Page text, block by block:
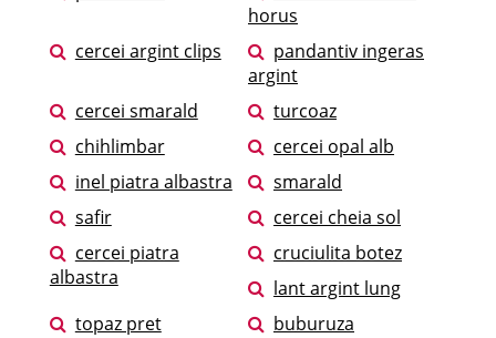
horus
cercei argint clips
pandantiv ingeras
argint
cercei smarald
turcoaz
chihlimbar
cercei opal alb
inel piatra albastra
smarald
safir
cercei cheia sol
cercei piatra
albastra
cruciulita botez
lant argint lung
topaz pret
buburuza